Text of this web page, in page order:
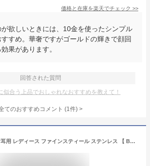
価格と在庫を楽天でチェック >>
欲しいときには、10金を使ったシンプル
すめ。華奢ですがゴールドの輝きで顔回
果があります。
回答された質問
似合う上品でおしゃれなおすすめを教えて！
てのおすすめコメント (1件) >
イヤーカフ 片耳用 レディース ファインスティール ステンレス 【 BLOOM ブルーム 】 金属アレルギー対応 プレゼント 贈り物 ギフト 20代 30代 40代 50代 60代 ジュエリー